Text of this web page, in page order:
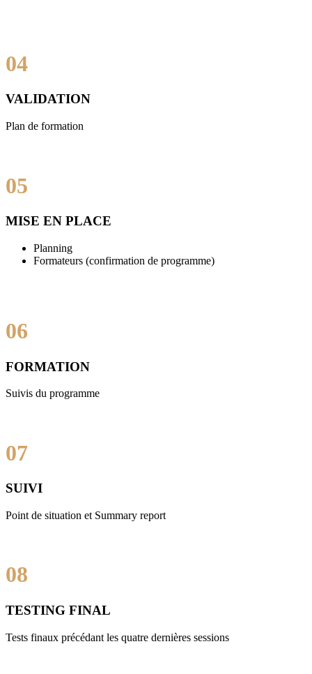
04
VALIDATION
Plan de formation
05
MISE EN PLACE
Planning
Formateurs (confirmation de programme)
06
FORMATION
Suivis du programme
07
SUIVI
Point de situation et Summary report
08
TESTING FINAL
Tests finaux précédant les quatre dernières sessions